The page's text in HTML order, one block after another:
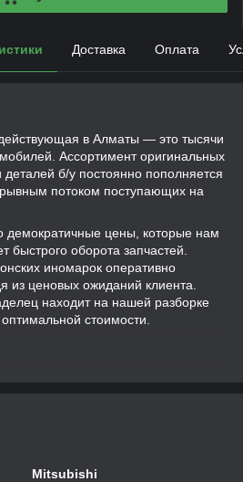
Доставка Оплата
в Алматы — это тысячи
Ассортимент оригинальных
деталей б/у постоянно пополняется
потоком поступающих на
демократичные цены, которые нам
быстрого оборота запчастей.
иномарок оперативно
из ценовых ожиданий клиента.
находит на нашей разборке
стоимости.
Mitsubishi